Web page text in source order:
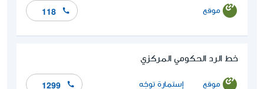
موقع 118
خط الرد الحكومي المركزي
موقع إستمارة توجّه 1299